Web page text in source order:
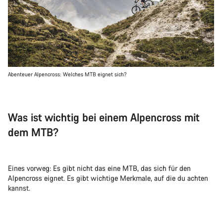
Abenteuer Alpencross: Welches MTB eignet sich?
Was ist wichtig bei einem Alpencross mit
dem MTB?
Eines vorweg: Es gibt nicht das eine MTB, das sich für den
Alpencross eignet. Es gibt wichtige Merkmale, auf die du achten
kannst.